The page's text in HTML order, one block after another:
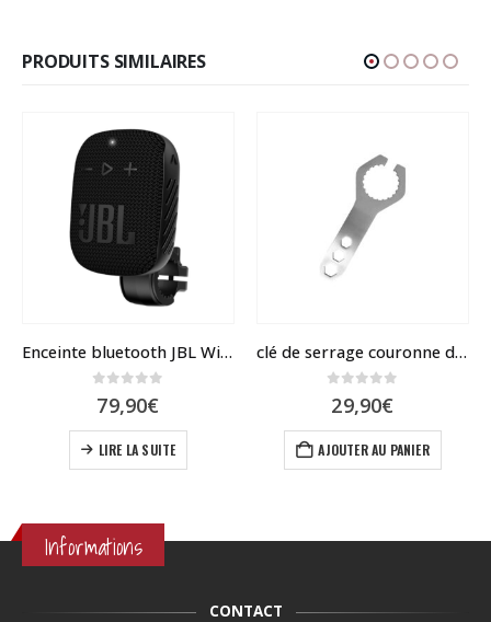
PRODUITS SIMILAIRES
Enceinte bluetooth JBL Wind3S avec support guidon
79,90€
LIRE LA SUITE
clé de serrage couronne dentée pour Dualtron
29,90€
AJOUTER AU PANIER
Informations
CONTACT